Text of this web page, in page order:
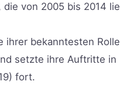
die von 2005 bis 2014
ihrer bekanntesten
setzte ihre Auftritte
fort.